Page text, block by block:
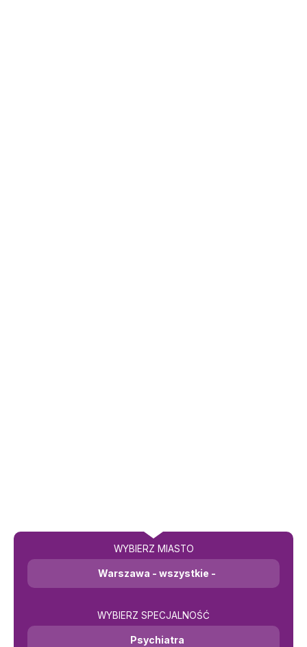
WYBIERZ MIASTO
Warszawa - wszystkie -
WYBIERZ SPECJALNOŚĆ
Psychiatra